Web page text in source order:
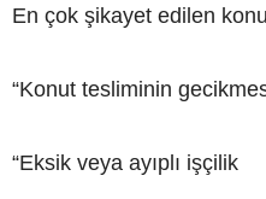
En çok şikayet edilen
“Konut tesliminin
“Eksik veya ayıplı işçilik